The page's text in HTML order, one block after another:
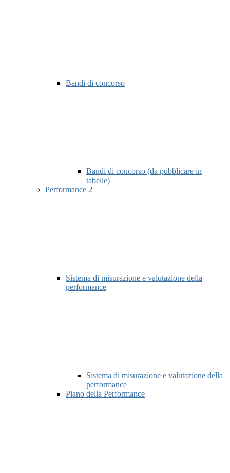
Bandi di concorso
Bandi di concorso (da pubblicare in
tabelle)
Performance 2
Sistema di misurazione e valutazione della
performance
Sistema di misurazione e valutazione della
performance
Piano della Performance